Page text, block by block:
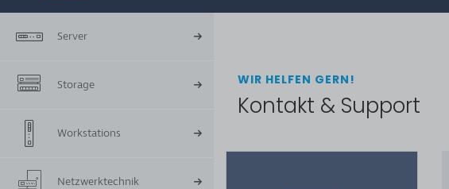
Server
Storage
Workstations
Netzwerktechnik
WIR HELFEN GERN!
Kontakt & Support